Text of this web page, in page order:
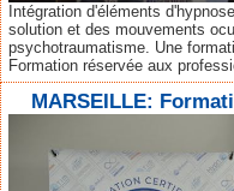
Intégration d'éléments
solution et des mouvements
psychotraumatisme. Une
Formation réservée aux
MARSEILLE: